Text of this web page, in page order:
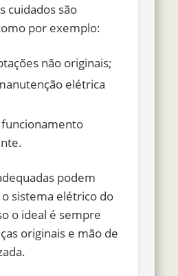
cuidados são
por exemplo:
não originais;
elétrica
podem
sistema elétrico do
o ideal é sempre
originais e mão de